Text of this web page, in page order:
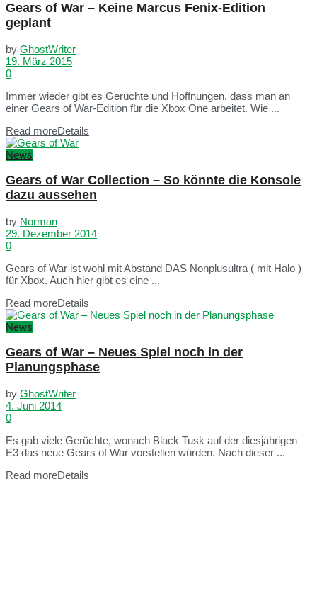
Gears of War – Keine Marcus Fenix-Edition
geplant
by GhostWriter
19. März 2015
0
Immer wieder gibt es Gerüchte und Hoffnungen, dass man an
einer Gears of War-Edition für die Xbox One arbeitet. Wie ...
Read moreDetails
News
Gears of War Collection – So könnte die Konsole
dazu aussehen
by Norman
29. Dezember 2014
0
Gears of War ist wohl mit Abstand DAS Nonplusultra ( mit Halo )
für Xbox. Auch hier gibt es eine ...
Read moreDetails
News
Gears of War – Neues Spiel noch in der
Planungsphase
by GhostWriter
4. Juni 2014
0
Es gab viele Gerüchte, wonach Black Tusk auf der diesjährigen
E3 das neue Gears of War vorstellen würden. Nach dieser ...
Read moreDetails